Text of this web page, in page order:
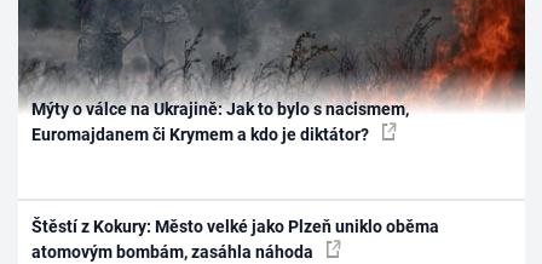
Mýty o válce na Ukrajině: Jak to bylo s nacismem,
Euromajdanem či Krymem a kdo je diktátor?
Štěstí z Kokury: Město velké jako Plzeň uniklo oběma
atomovým bombám, zasáhla náhoda